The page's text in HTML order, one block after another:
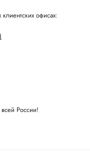
офисах:
России!